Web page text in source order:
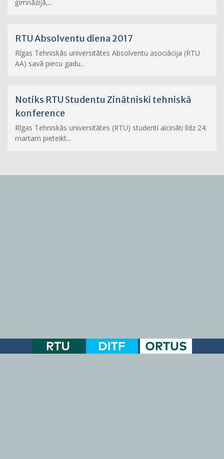
ģimnāzijā,...
RTU Absolventu diena 2017
Rīgas Tehniskās universitātes Absolventu asociācija (RTU
AA) savā piecu gadu...
Notiks RTU Studentu Zinātniski tehniskā
konference
Rīgas Tehniskās universitātes (RTU) studenti aicināti līdz 24.
martam pieteikt...